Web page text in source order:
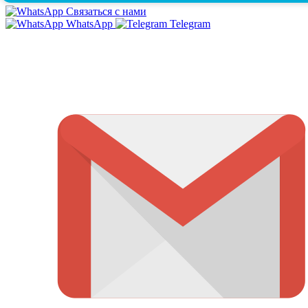
Связаться с нами
WhatsApp
Telegram